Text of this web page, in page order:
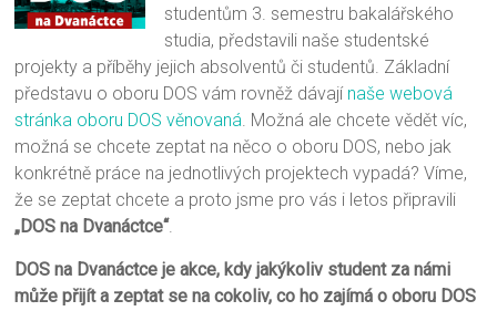
studentům 3. semestru bakalářského
studia, představili naše studentské
projekty a příběhy jejich absolventů či studentů. Základní
představu o oboru DOS vám rovněž dávají naše webová
stránka oboru DOS věnovaná. Možná ale chcete vědět víc,
možná se chcete zeptat na něco o oboru DOS, nebo jak
konkrétně práce na jednotlivých projektech vypadá? Víme,
že se zeptat chcete a proto jsme pro vás i letos připravili
„DOS na Dvanáctce“.
DOS na Dvanáctce je akce, kdy jakýkoliv student za námi
může přijít a zeptat se na cokoliv, co ho zajímá o oboru DOS